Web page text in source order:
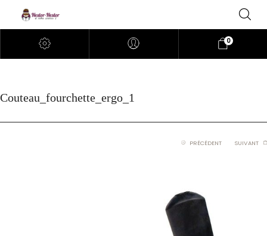
0
Couteau_fourchette_ergo_1
PRÉCÉDENT SUIVANT